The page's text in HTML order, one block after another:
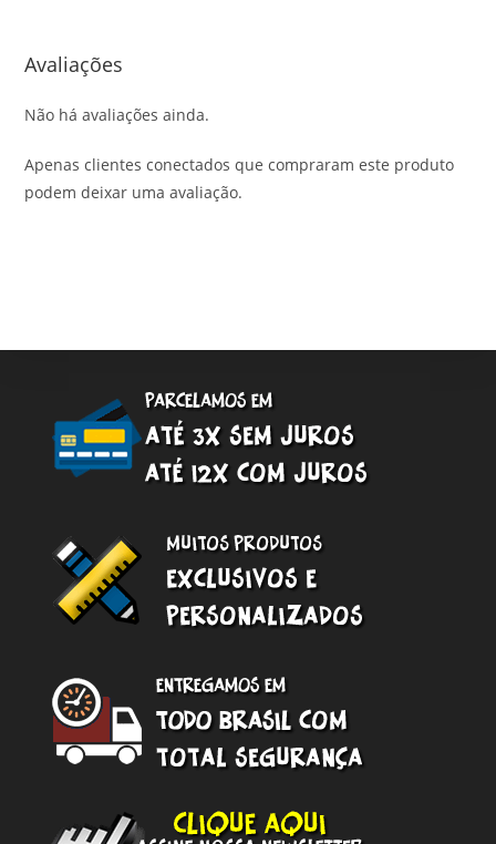
Avaliações
Não há avaliações ainda.
Apenas clientes conectados que compraram este produto
podem deixar uma avaliação.